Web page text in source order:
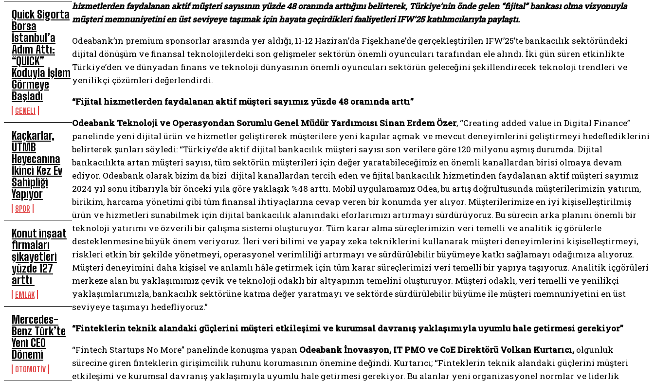
Quick Sigorta
Borsa
İstanbul’a
Adım Attı:
“QUICK”
Koduyla İşlem
Görmeye
Başladı
GENEL1
Kaçkarlar,
UTMB
Heyecanına
İkinci Kez Ev
Sahipliği
Yapıyor
SPOR
Konut inşaat
firmaları
şikayetleri
yüzde 127
arttı
EMLAK
Mercedes-
Benz Türk’te
Yeni CEO
Dönemi
OTOMOTİV
hizmetlerden faydalanan aktif müşteri sayısının yüzde 48 oranında arttığını belirterek, Türkiye’nin önde gelen “fijital” bankası olma vizyonuyla
müşteri memnuniyetini en üst seviyeye taşımak için hayata geçirdikleri faaliyetleri IFW’25 katılımcılarıyla paylaştı.
Odeabank’ın premium sponsorlar arasında yer aldığı, 11-12 Haziran’da Fişekhane’de gerçekleştirilen IFW’25’te bankacılık sektöründeki
dijital dönüşüm ve finansal teknolojilerdeki son gelişmeler sektörün önemli oyuncuları tarafından ele alındı. İki gün süren etkinlikte
Türkiye’den ve dünyadan finans ve teknoloji dünyasının önemli oyuncuları sektörün geleceğini şekillendirecek teknoloji trendleri ve
yenilikçi çözümleri değerlendirdi.
“Fijital hizmetlerden faydalanan aktif müşteri sayımız yüzde 48 oranında arttı”
Odeabank Teknoloji ve Operasyondan Sorumlu Genel Müdür Yardımcısı Sinan ErdemÖzer, “Creating added value in Digital Finance”
panelinde yeni dijital ürün ve hizmetler geliştirerek müşterilere yeni kapılar açmak ve mevcut deneyimlerini geliştirmeyi hedeflediklerini
belirterek şunları söyledi: “Türkiye’de aktif dijital bankacılık müşteri sayısı son verilere göre 120 milyonu aşmış durumda. Dijital
bankacılıkta artan müşteri sayısı, tüm sektörün müşterileri için değer yaratabileceğimiz en önemli kanallardan birisi olmaya devam
ediyor. Odeabank olarak bizim da bizi dijital kanallardan tercih eden ve fijital bankacılık hizmetinden faydalanan aktif müşteri sayımız
2024 yıl sonu itibarıyla bir önceki yıla göre yaklaşık %48 arttı. Mobil uygulamamız Odea, bu artış doğrultusunda müşterilerimizin yatırım,
birikim, harcama yönetimi gibi tüm finansal ihtiyaçlarına cevap veren bir konumda yer alıyor. Müşterilerimize en iyi kişiselleştirilmiş
ürün ve hizmetleri sunabilmek için dijital bankacılık alanındaki eforlarımızı artırmayı sürdürüyoruz. Bu sürecin arka planını önemli bir
teknoloji yatırımı ve özverili bir çalışma sistemi oluşturuyor. Tüm karar alma süreçlerimizin veri temelli ve analitik iç görülerle
desteklenmesine büyük önem veriyoruz. İleri veri bilimi ve yapay zeka tekniklerini kullanarak müşteri deneyimlerini kişiselleştirmeyi,
riskleri etkin bir şekilde yönetmeyi, operasyonel verimliliği artırmayı ve sürdürülebilir büyümeye katkı sağlamayı odağımıza alıyoruz.
Müşteri deneyimini daha kişisel ve anlamlı hâle getirmek için tüm karar süreçlerimizi veri temelli bir yapıya taşıyoruz. Analitik içgörüleri
merkeze alan bu yaklaşımımız çevik ve teknoloji odaklı bir altyapının temelini oluşturuyor. Müşteri odaklı, veri temelli ve yenilikçi
yaklaşımlarımızla, bankacılık sektörüne katma değer yaratmayı ve sektörde sürdürülebilir büyüme ile müşteri memnuniyetini en üst
seviyeye taşımayı hedefliyoruz.”
“Finteklerin teknik alandaki güçlerini müşteri etkileşimi ve kurumsal davranış yaklaşımıyla uyumlu hale getirmesi gerekiyor”
“Fintech Startups No More” panelinde konuşma yapan Odeabank İnovasyon, IT PMO ve CoE Direktörü Volkan Kurtarıcı, olgunluk
sürecine giren finteklerin girişimcilik ruhunu korumasının önemine değindi. Kurtarıcı; “Finteklerin teknik alandaki güçlerini müşteri
etkileşimi ve kurumsal davranış yaklaşımıyla uyumlu hale getirmesi gerekiyor. Bu alanlar yeni organizasyonel normlar ve liderlik